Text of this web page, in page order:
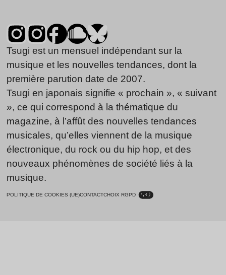
Tsugi est un mensuel indépendant sur la
musique et les nouvelles tendances, dont la
première parution date de 2007.
Tsugi en japonais signifie « prochain », « suivant
», ce qui correspond à la thématique du
magazine, à l’affût des nouvelles tendances
musicales, qu’elles viennent de la musique
électronique, du rock ou du hip hop, et des
nouveaux phénomènes de société liés à la
musique.
POLITIQUE DE COOKIES (UE)CONTACTCHOIX RGPD